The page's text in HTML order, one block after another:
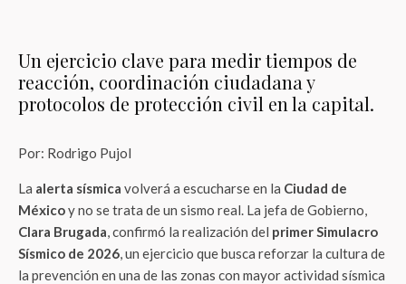
Un ejercicio clave para medir tiempos de
reacción, coordinación ciudadana y
protocolos de protección civil en la capital.
Por: Rodrigo Pujol
La alerta sísmica volverá a escucharse en la Ciudad de
Méxicoy no se trata de un sismo real. La jefa de Gobierno,
Clara Brugada, confirmó la realización del primer Simulacro
Sísmico de 2026, un ejercicio que busca reforzar la cultura de
la prevención en una de las zonas con mayor actividad sísmica